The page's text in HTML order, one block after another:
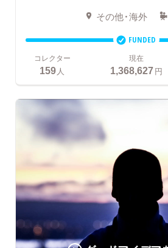
その他・海外
FUNDED
コレクター
159 人
現在
1,368,627円